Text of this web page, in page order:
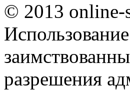
© 2013 online-
разрешения